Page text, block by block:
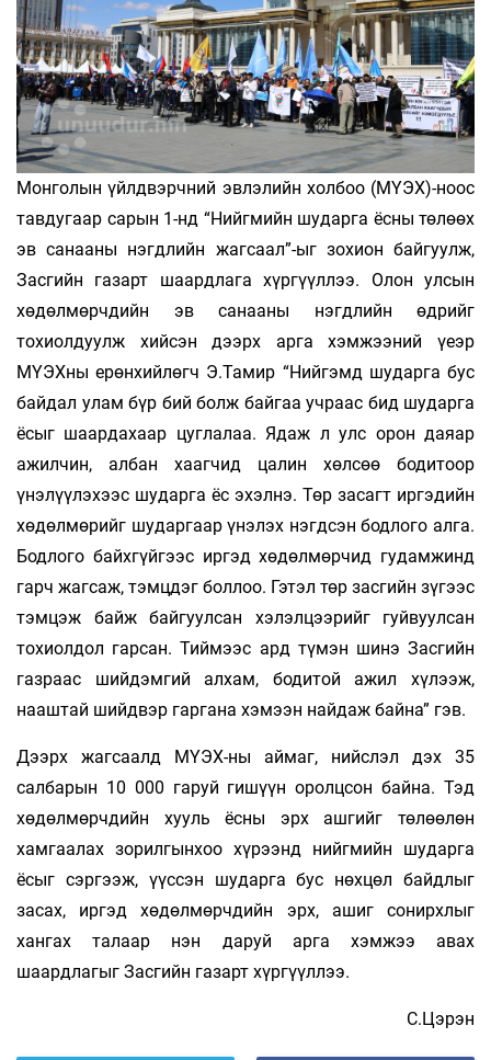
Монголын үйлдвэрчний эвлэлийн холбоо (МҮЭХ)-ноос
тавдугаар сарын 1-нд “Нийгмийн шударга ёсны төлөөх
эв санааны нэгдлийн жагсаал”-ыг зохион байгуулж,
Засгийн газарт шаардлага хүргүүллээ. Олон улсын
хөдөлмөрчдийн эв санааны нэгдлийн өдрийг
тохиолдуулж хийсэн дээрх арга хэмжээний үеэр
МҮЭХны ерөнхийлөгч Э.Тамир “Нийгэмд шударга бус
байдал улам бүр бий болж байгаа учраас бид шударга
ёсыг шаардахаар цуглалаа. Ядаж л улс орон даяар
ажилчин, албан хаагчид цалин хөлсөө бодитоор
үнэлүүлэхээс шударга ёс эхэлнэ. Төр засагт иргэдийн
хөдөлмөрийг шударгаар үнэлэх нэгдсэн бодлого алга.
Бодлого байхгүйгээс иргэд хөдөлмөрчид гудамжинд
гарч жагсаж, тэмцдэг боллоо. Гэтэл төр засгийн зүгээс
тэмцэж байж байгуулсан хэлэлцээрийг гуйвуулсан
тохиолдол гарсан. Тиймээс ард түмэн шинэ Засгийн
газраас шийдэмгий алхам, бодитой ажил хүлээж,
нааштай шийдвэр гаргана хэмээн найдаж байна” гэв.
Дээрх жагсаалд МҮЭХ-ны аймаг, нийслэл дэх 35
салбарын 10 000 гаруй гишүүн оролцсон байна. Тэд
хөдөлмөрчдийн хууль ёсны эрх ашгийг төлөөлөн
хамгаалах зорилгынхоо хүрээнд нийгмийн шударга
ёсыг сэргээж, үүссэн шударга бус нөхцөл байдлыг
засах, иргэд хөдөлмөрчдийн эрх, ашиг сонирхлыг
хангах талаар нэн даруй арга хэмжээ авах
шаардлагыг Засгийн газарт хүргүүллээ.
С.Цэрэн